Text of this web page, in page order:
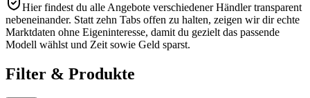
Hier findest du alle Angebote verschiedener Händler transparent
nebeneinander. Statt zehn Tabs offen zu halten, zeigen wir dir echte
Marktdaten ohne Eigeninteresse, damit du gezielt das passende
Modell wählst und Zeit sowie Geld sparst.
Filter & Produkte